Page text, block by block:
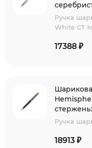
Ручка
White CT
17388 ₽
Ручка
18913 ₽